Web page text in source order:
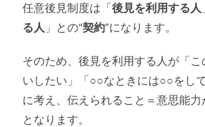
任意後見制度は「後見を利用する人
る人 」との“契約”になります。
そのため、後見を利用する人が「
いしたい」「○○なときには○○をし
に考え、伝えられること＝意思能
となります。